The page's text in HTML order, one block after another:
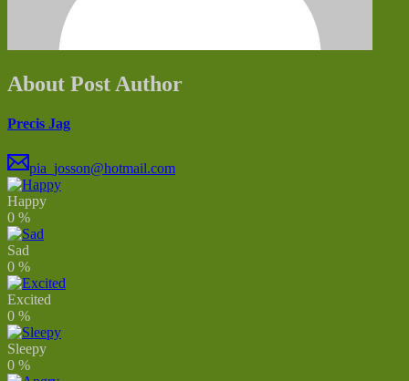
About Post Author
Precis Jag
pia_josson@hotmail.com
Happy
0 %
Sad
0 %
Excited
0 %
Sleepy
0 %